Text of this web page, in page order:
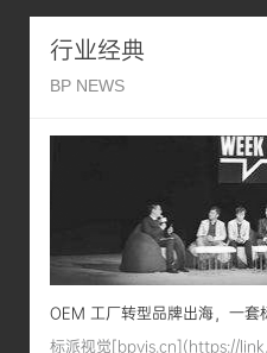
行业经典
BP NEWS
标派视觉[bpvis.cn](https://